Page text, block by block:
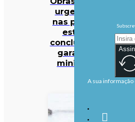
urgentes
nas praias
estão
concluídas,
garante
ministra
A sua informação